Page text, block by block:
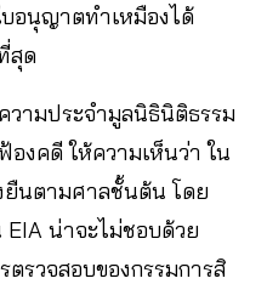
บอนุญาตทำเหมืองได้
ด
วามประจำมูลนิธินิติธรรม
งคดี ให้ความเห็นว่า ใน
ยืนตามศาลชั้นต้น โดย
น่าจะไม่ชอบด้วย
รวจสอบของกรรมการสิ